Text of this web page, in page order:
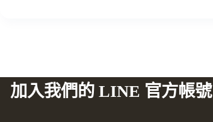
加入我們的 LINE 官方帳號